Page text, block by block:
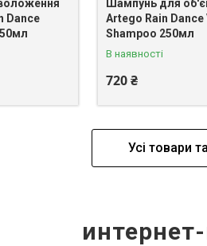
Dance
Шампунь для
Artego Rain Dance
Shampoo 250мл
В наявності
720 ₴
Усі товари